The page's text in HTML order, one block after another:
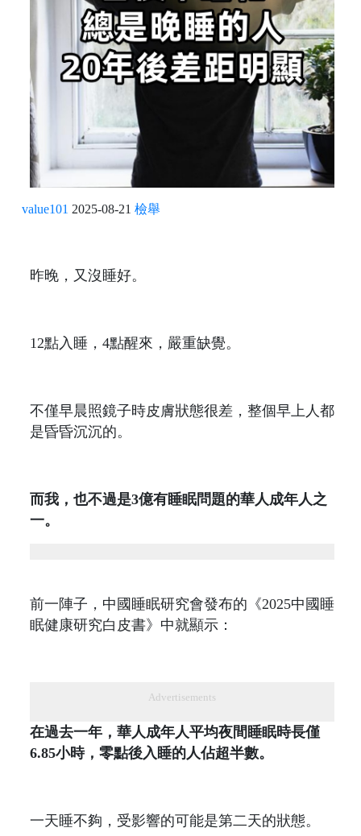
value101 2025-08-21 檢舉
昨晚，又沒睡好。
12點入睡，4點醒來，嚴重缺覺。
不僅早晨照鏡子時皮膚狀態很差，整個早上人都
是昏昏沉沉的。
而我，也不過是3億有睡眠問題的華人成年人之
一。
前一陣子，中國睡眠研究會發布的《2025中國睡
眠健康研究白皮書》中就顯示：
Advertisements
在過去一年，華人成年人平均夜間睡眠時長僅
6.85小時，零點後入睡的人佔超半數。
一天睡不夠，受影響的可能是第二天的狀態。